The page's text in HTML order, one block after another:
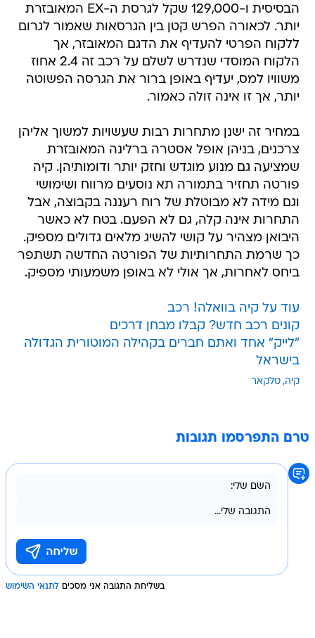
הבסיסית ו-129,000 שקל לגרסת ה-EX המאובזרת
יותר. לכאורה הפרש קטן בין הגרסאות שאמור לגרום
ללקוח הפרטי להעדיף את הדגם המאובזר, אך
הלקוח המוסדי שנדרש לשלם על רכב זה 2.4 אחוז
משוויו למס, יעדיף באופן ברור את הגרסה הפשוטה
יותר, אך זו אינה זולה כאמור.
במחיר זה ישנן מתחרות רבות שעשויות למשוך אליהן
צרכנים, בניהן אופל אסטרה ברלינה המאובזרת
שמציעה גם מנוע מוגדש וחזק יותר ודומותיהן. קיה
פורטה תחזיר בתמורה תא נוסעים מרווח ושימושי
וגם מידה לא מבוטלת של רוח רעננה בקבוצה, אבל
התחרות אינה קלה, גם לא הפעם. בטח לא כאשר
היבואן מצהיר על קושי להשיג מלאים גדולים מספיק.
כך שרמת התחרותיות של הפורטה החדשה תשתפר
ביחס לאחרות, אך אולי לא באופן משמעותי מספיק.
עוד על קיה בוואלה! רכב
קונים רכב חדש? קבלו מבחן דרכים
"לייק" אחד ואתם חברים בקהילה המוטורית הגדולה
בישראל
קיה טלקאר
טרם התפרסמו תגובות
בשליחת התגובה אני מסכים לתנאי השימוש